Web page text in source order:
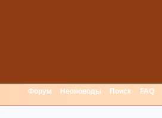
Форум Неоноводы Поиск FAQ